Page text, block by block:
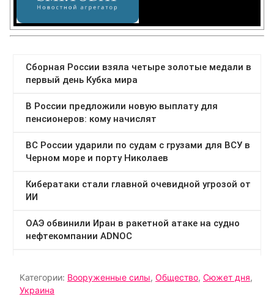
Категории: Вооруженные силы, Общество, Сюжет дня,
Украина